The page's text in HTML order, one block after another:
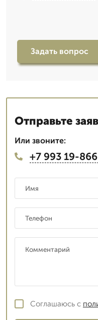
Задать вопрос
Отправьте
Или звоните:
+7 993 19-
Соглашаюсь с